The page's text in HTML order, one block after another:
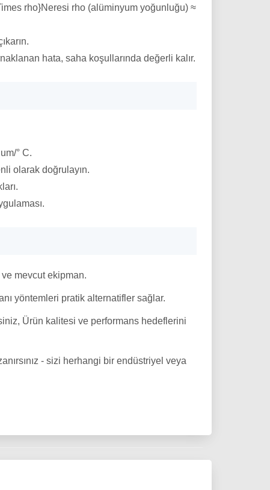
rho}Neresi rho (alüminyum yoğunluğu) ≈
hata, saha koşullarında değerli kalır.
° C.
olarak doğrulayın.
mevcut ekipman.
yöntemleri pratik alternatifler sağlar.
Ürün kalitesi ve performans hedeflerini
- sizi herhangi bir endüstriyel veya